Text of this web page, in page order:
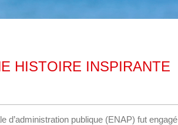
HISTOIRE INSPIRANTE
d’administration publique (ENAP) fut engagé